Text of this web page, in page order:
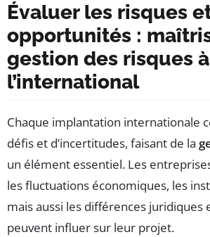
Évaluer les risques
opportunités :
gestion des risques à
l’international
Chaque implantation internationale
défis et d’incertitudes, faisant de la
un élément essentiel. Les
les fluctuations économiques, les
mais aussi les différences juridiques
peuvent influer sur leur projet.